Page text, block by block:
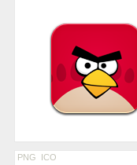
PNG ICO